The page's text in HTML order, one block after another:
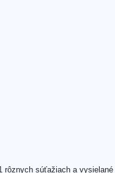
rôznych súťažiach a